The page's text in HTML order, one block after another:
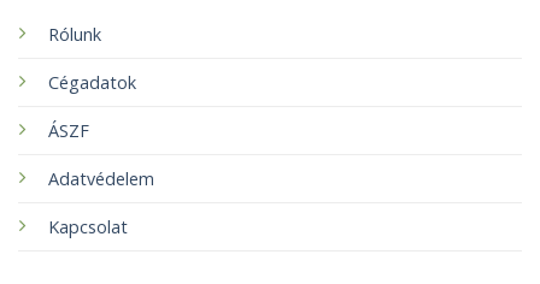
Rólunk
Cégadatok
ÁSZF
Adatvédelem
Kapcsolat